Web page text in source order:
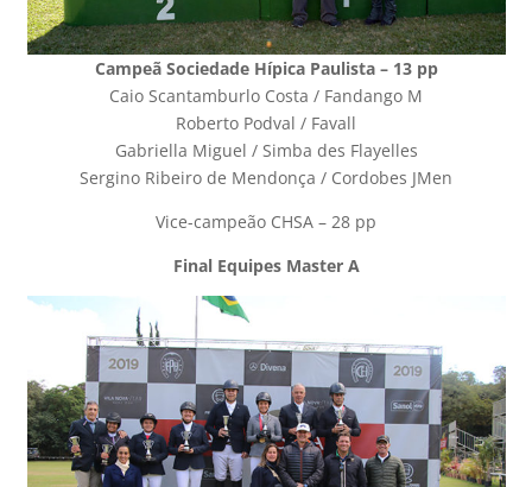
Campeã Sociedade Hípica Paulista – 13 pp
Caio Scantamburlo Costa / Fandango M
Roberto Podval / Favall
Gabriella Miguel / Simba des Flayelles
Sergino Ribeiro de Mendonça / Cordobes JMen
Vice-campeão CHSA – 28 pp
Final Equipes Master A